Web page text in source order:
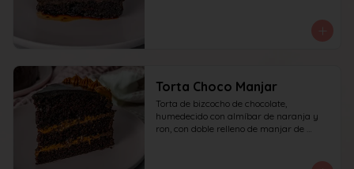
Torta Choco Manjar
Torta de bizcocho de chocolate,
humedecido con almíbar de naranja y
ron, con doble relleno de manjar de